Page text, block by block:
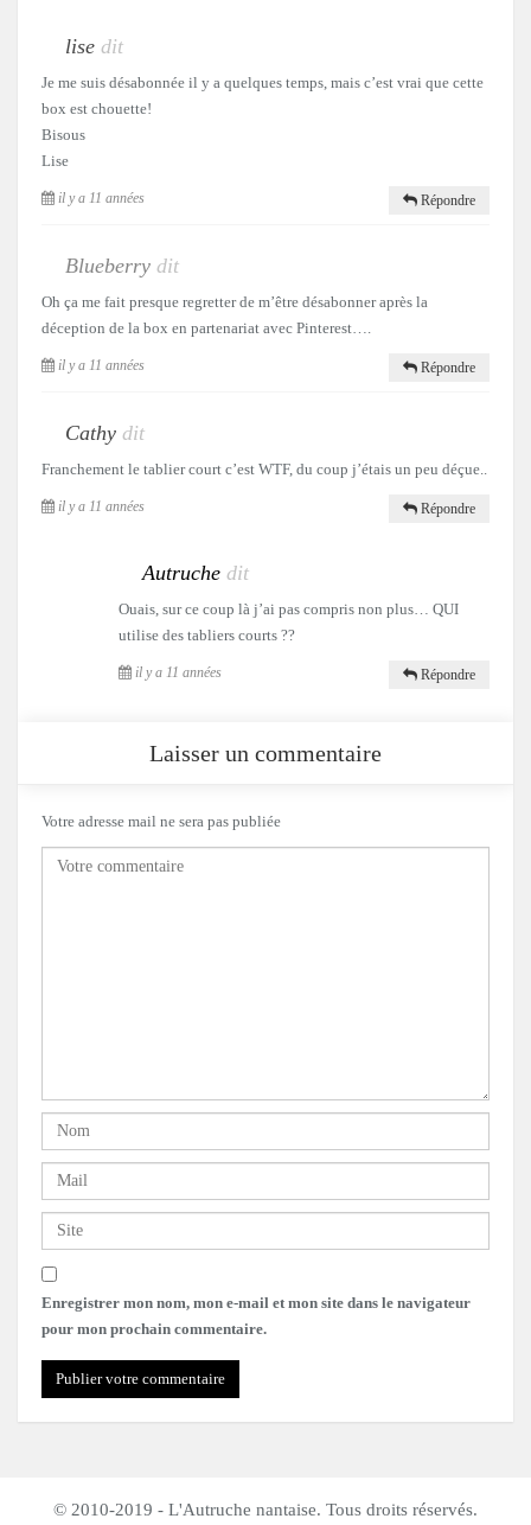
lise dit
Je me suis désabonnée il y a quelques temps, mais c’est vrai que cette
box est chouette!
Bisous
Lise
il y a 11 années Répondre
Blueberry dit
Oh ça me fait presque regretter de m’être désabonner après la
déception de la box en partenariat avec Pinterest….
il y a 11 années Répondre
Cathy dit
Franchement le tablier court c’est WTF, du coup j’étais un peu déçue..
il y a 11 années Répondre
Autruche dit
Ouais, sur ce coup là j’ai pas compris non plus… QUI
utilise des tabliers courts ??
il y a 11 années Répondre
Laisser un commentaire
Votre adresse mail ne sera pas publiée
Enregistrer mon nom, mon e-mail et mon site dans le navigateur
pour mon prochain commentaire.
© 2010-2019 - L'Autruche nantaise. Tous droits réservés.